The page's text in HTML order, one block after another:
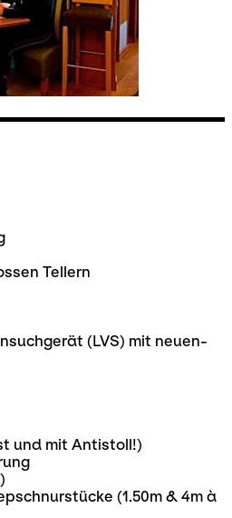
Tellern
(LVS) mit neuen-
und mit Antistoll!)
(1.50m & 4m à